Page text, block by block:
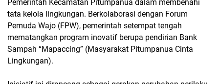
Pemerintah Kecamatan Pitumpanua dalam membenahi
tata kelola lingkungan. Berkolaborasi dengan Forum
Pemuda Wajo (FPW), pemerintah setempat tengah
mematangkan program inovatif berupa pendirian Bank
Sampah “Mapaccing” (Masyarakat Pitumpanua Cinta
Lingkungan).